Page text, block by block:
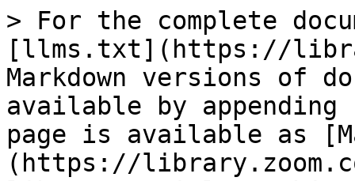
> For the complete
[llms.txt](https://
Markdown versions of
available by
page is available as
(https://